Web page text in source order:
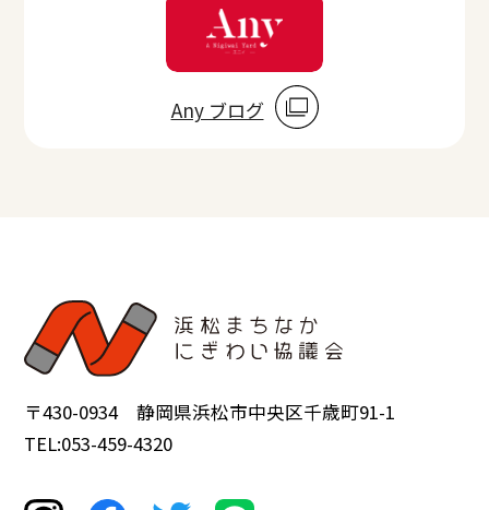
Any ブログ
〒430-0934 静岡県浜松市中央区千歳町91-1
TEL:053-459-4320